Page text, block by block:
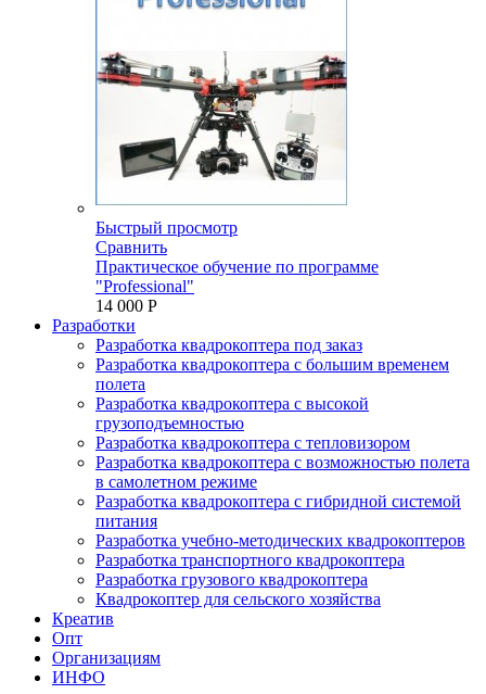
Быстрый просмотр
Сравнить
Практическое обучение по программе
"Professional"
14 000 P
Разработки
Разработка квадрокоптера под заказ
Разработка квадрокоптера с большим временем
полета
Разработка квадрокоптера с высокой
грузоподъемностью
Разработка квадрокоптера с тепловизором
Разработка квадрокоптера с возможностью полета
в самолетном режиме
Разработка квадрокоптера с гибридной системой
питания
Разработка учебно-методических квадрокоптеров
Разработка транспортного квадрокоптера
Разработка грузового квадрокоптера
Квадрокоптер для сельского хозяйства
Креатив
Опт
Организациям
ИНФО